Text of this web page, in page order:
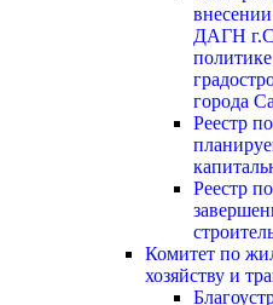
ДАГН
города
Реестр
Реестр
Комитет по
хозяйству и